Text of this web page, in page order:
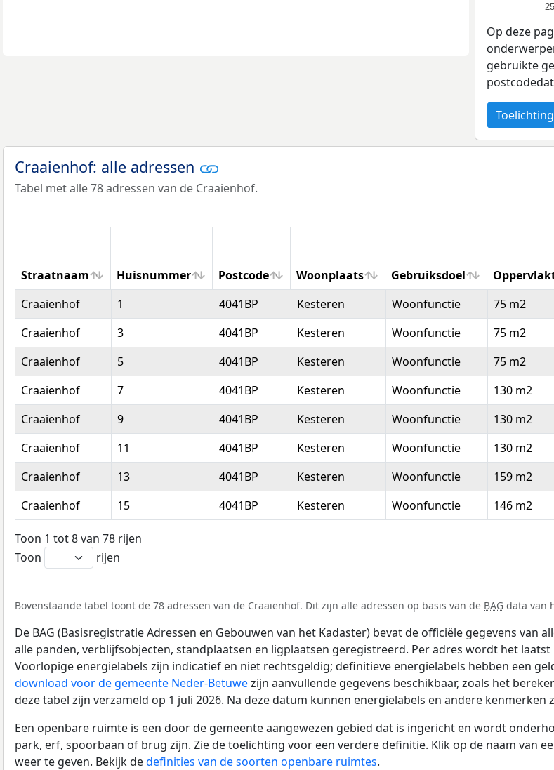
25
Op deze
gebruikte
Toelichting
Craaienhof: alle adressen
Tabel met alle 78 adressen van de Craaienhof.
Straatnaam Huisnummer Postcode Woonplaats Gebruiksdoel
Straatnaam
Huisnummer Postcode Woonplaats Gebruiksdoel
Craaienhof 1 4041BP Kesteren Woonfunctie 75 m2
Craaienhof
3 4041BP Kesteren Woonfunctie 75 m2
Craaienhof
5 4041BP Kesteren Woonfunctie 75 m2
Craaienhof
7 4041BP Kesteren Woonfunctie 130 m2
Craaienhof
9 4041BP Kesteren Woonfunctie 130 m2
Craaienhof
11 4041BP Kesteren Woonfunctie 130 m2
Craaienhof
13 4041BP Kesteren Woonfunctie 159 m2
Craaienhof
15 4041BP Kesteren Woonfunctie 146 m2
Toon 1 tot 8 van 78 rijen
Toon
rijen
Bovenstaande tabel toont de 78 adressen van de Craaienhof. Dit zijn alle adressen op basis van de BAG data van
De BAG (Basisregistratie Adressen en Gebouwen van het Kadaster) bevat de officiële gegevens van
alle panden, verblijfsobjecten, standplaatsen en ligplaatsen geregistreerd. Per adres wordt het
Voorlopige energielabels zijn indicatief en niet rechtsgeldig; definitieve energielabels hebben een
download voor de gemeente Neder-Betuwezijn aanvullende gegevens beschikbaar, zoals het
deze tabel zijn verzameld op 1 juli 2026. Na deze datum kunnen energielabels en andere
Een openbare ruimte is een door de gemeente aangewezen gebied dat is ingericht en wordt
park, erf, spoorbaan of brug zijn. Zie de toelichting voor een verdere definitie. Klik op de naam van
weer te geven. Bekijk dedefinities van de soorten openbare ruimtes.